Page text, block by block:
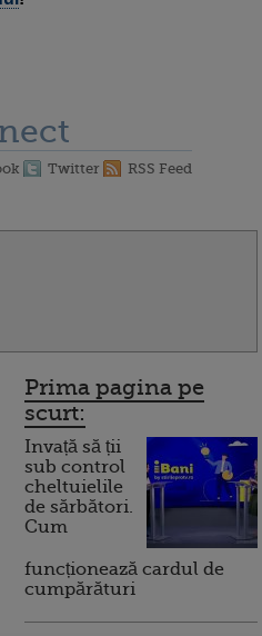
Twitter RSS Feed
Prima pagina pe
scurt:
Invață să ții
sub control
cheltuielile
de sărbători.
Cum
funcționează cardul de
cumpărături